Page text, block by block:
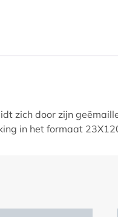
zich door zijn
in het formaat